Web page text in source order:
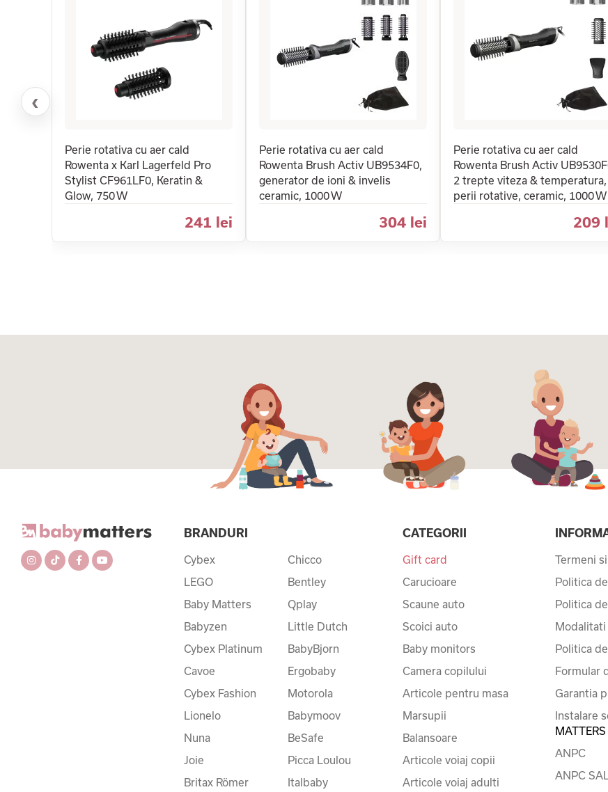
‹
Perie rotativa cu aer cald
Rowenta x Karl Lagerfeld Pro
Stylist CF961LF0, Keratin &
Glow, 750 W
241 lei
Perie rotativa cu aer cald
Rowenta Brush Activ UB9534F0,
generator de ioni & invelis
ceramic, 1000 W
304 lei
Perie rotativa cu aer cald
Rowenta Brush Activ
2 trepte viteza & temperatura,
perii rotative, ceramic, 1000 W
209
BRANDURI
Cybex
LEGO
Baby Matters
Babyzen
Cybex Platinum
Cavoe
Cybex Fashion
Lionelo
Nuna
Joie
Britax Römer
Chicco
Bentley
Qplay
Little Dutch
BabyBjorn
Ergobaby
Motorola
Babymoov
BeSafe
Picca Loulou
Italbaby
CATEGORII
Gift card
Carucioare
Scaune auto
Scoici auto
Baby monitors
Camera copilului
Articole pentru masa
Marsupii
Balansoare
Articole voiaj copii
Articole voiaj adulti
Termeni
Politica
Politica
Politica
Formular
Garantia
Instalare
MATTERS
ANPC
ANPC